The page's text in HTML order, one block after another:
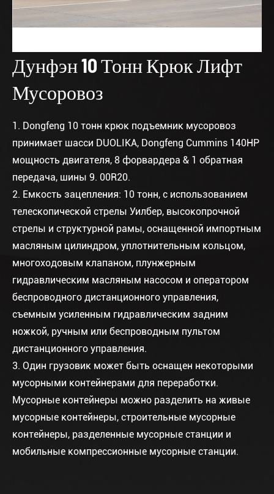
Дунфэн 10 Тонн Крюк Лифт
Мусоровоз
1. Dongfeng 10 тонн крюк подъемник мусоровоз
принимает шасси DUOLIKA, Dongfeng Cummins 140HP
мощность двигателя, 8 форвардера & 1 обратная
передача, шины 9. 00R20.
2. Емкость зацепления: 10 тонн, с использованием
телескопической стрелы Уилбер, высокопрочной
стрелы и структурной рамы, оснащенной импортным
масляным цилиндром, уплотнительным кольцом,
многоходовым клапаном, плунжерным
гидравлическим масляным насосом и оператором
беспроводного дистанционного управления,
съемным усиленным гидравлическим задним
ножкой, ручным или беспроводным пультом
дистанционного управления.
3. Один грузовик может быть оснащен некоторыми
мусорными контейнерами для переработки.
Мусорные контейнеры можно разделить на живые
мусорные контейнеры, строительные мусорные
контейнеры, разделенные мусорные станции и
мобильные компрессионные мусорные станции.